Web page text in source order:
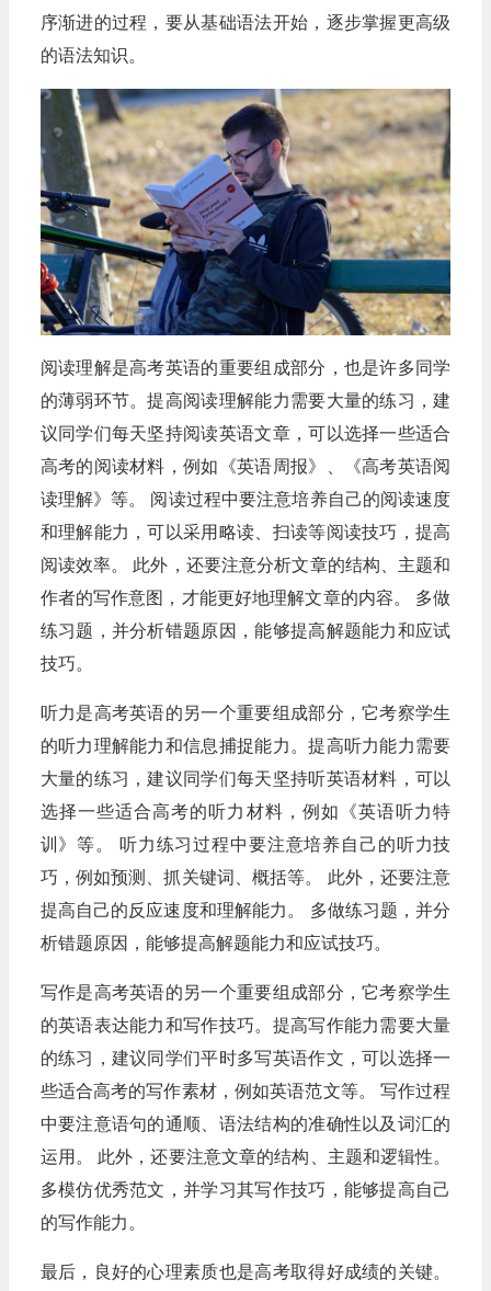
序渐进的过程，要从基础语法开始，逐步掌握更高级
的语法知识。
阅读理解是高考英语的重要组成部分，也是许多同学
的薄弱环节。提高阅读理解能力需要大量的练习，建
议同学们每天坚持阅读英语文章，可以选择一些适合
高考的阅读材料，例如《英语周报》、《高考英语阅
读理解》等。 阅读过程中要注意培养自己的阅读速度
和理解能力，可以采用略读、扫读等阅读技巧，提高
阅读效率。 此外，还要注意分析文章的结构、主题和
作者的写作意图，才能更好地理解文章的内容。 多做
练习题，并分析错题原因，能够提高解题能力和应试
技巧。
听力是高考英语的另一个重要组成部分，它考察学生
的听力理解能力和信息捕捉能力。提高听力能力需要
大量的练习，建议同学们每天坚持听英语材料，可以
选择一些适合高考的听力材料，例如《英语听力特
训》等。 听力练习过程中要注意培养自己的听力技
巧，例如预测、抓关键词、概括等。 此外，还要注意
提高自己的反应速度和理解能力。 多做练习题，并分
析错题原因，能够提高解题能力和应试技巧。
写作是高考英语的另一个重要组成部分，它考察学生
的英语表达能力和写作技巧。提高写作能力需要大量
的练习，建议同学们平时多写英语作文，可以选择一
些适合高考的写作素材，例如英语范文等。 写作过程
中要注意语句的通顺、语法结构的准确性以及词汇的
运用。 此外，还要注意文章的结构、主题和逻辑性。
多模仿优秀范文，并学习其写作技巧，能够提高自己
的写作能力。
最后，良好的心理素质也是高考取得好成绩的关键。